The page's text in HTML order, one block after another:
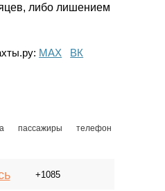
либо лишением
МАХ
ВК
пассажиры
телефон
+1085